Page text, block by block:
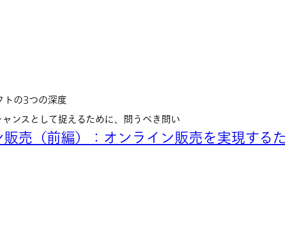
トの3つの深度
ャンスとして捉えるために、問うべき問い
売（前編）：オンライン販売を実現する